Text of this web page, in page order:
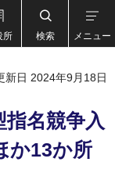
所 検索 メニュー
新日 2024年9月18日
指名競争入
か13か所